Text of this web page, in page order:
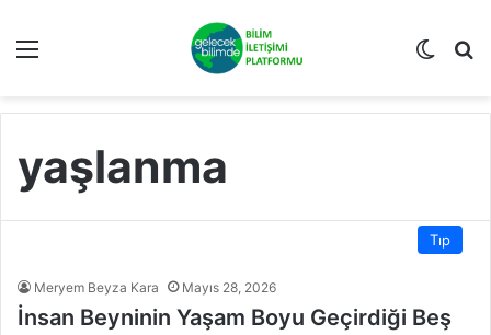
Dış
yaşlanma
Tıp
Meryem Beyza Kara Mayıs 28, 2026
İnsan Beyninin Yaşam Boyu Geçirdiği Beş